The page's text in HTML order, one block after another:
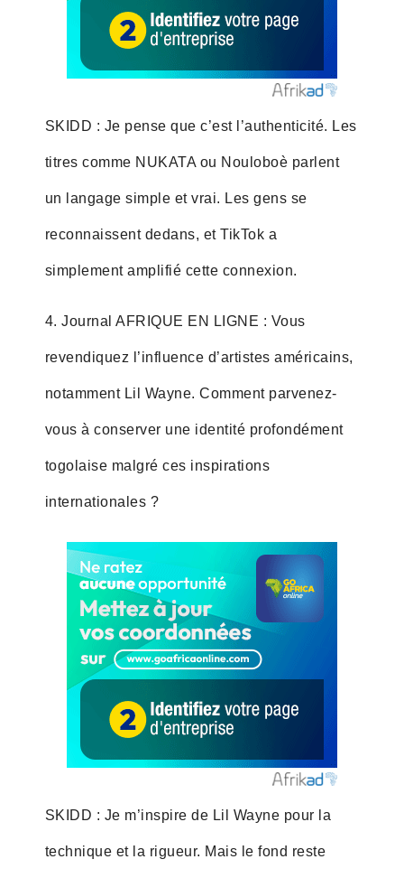
SKIDD : Je pense que c’est l’authenticité. Les
titres comme NUKATA ou Nouloboè parlent
un langage simple et vrai. Les gens se
reconnaissent dedans, et TikTok a
simplement amplifié cette connexion.
4. Journal AFRIQUE EN LIGNE : Vous
revendiquez l’influence d’artistes américains,
notamment Lil Wayne. Comment parvenez-
vous à conserver une identité profondément
togolaise malgré ces inspirations
internationales ?
SKIDD : Je m’inspire de Lil Wayne pour la
technique et la rigueur. Mais le fond reste